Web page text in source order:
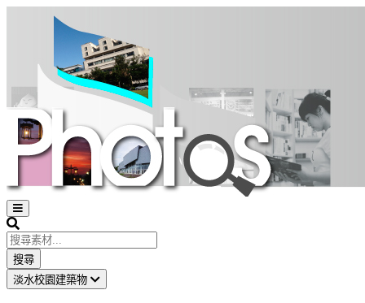
Open
sidebar
Search
搜尋
淡水校園建築物